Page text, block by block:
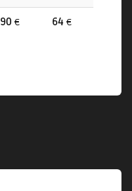
90 € 64 €